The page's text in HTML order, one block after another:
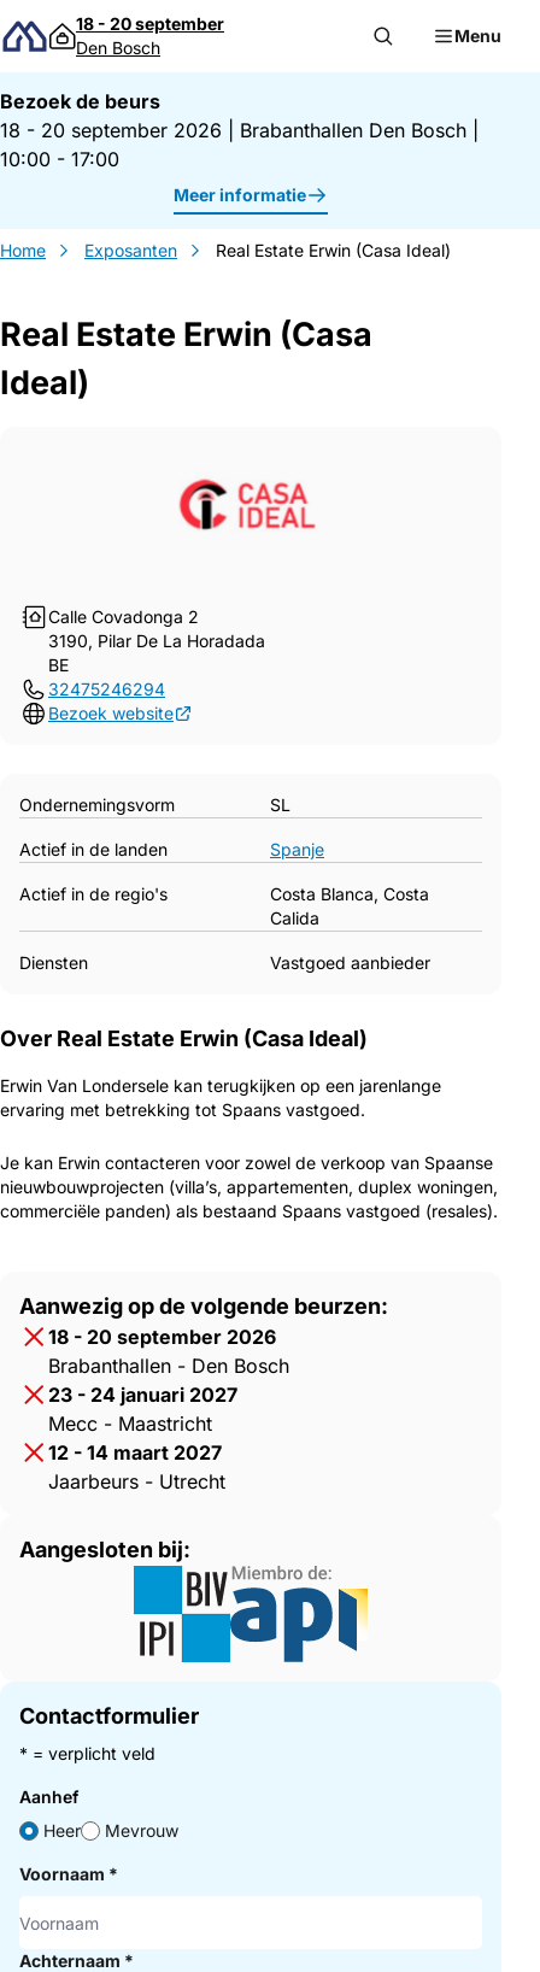
Direct naar inhoud
18 - 20 september
Den Bosch
Menu
Bezoek de beurs
18 - 20 september 2026
Brabanthallen Den Bosch
10:00 - 17:00
Meer informatie
Home Exposanten Real Estate Erwin (Casa Ideal)
Real Estate Erwin (Casa
Ideal)
Calle Covadonga 2
3190, Pilar De La Horadada
BE
32475246294
Bezoek website
Ondernemingsvorm SL
Actief in de landen Spanje
Actief in de regio's
Costa Blanca, Costa
Calida
Diensten Vastgoed aanbieder
Over Real Estate Erwin (Casa Ideal)
Erwin Van Londersele kan terugkijken op een jarenlange
ervaring met betrekking tot Spaans vastgoed.
Je kan Erwin contacteren voor zowel de verkoop van Spaanse
nieuwbouwprojecten (villa’s, appartementen, duplex woningen,
commerciële panden) als bestaand Spaans vastgoed (resales).
Aanwezig op de volgende beurzen:
18 - 20 september 2026
Brabanthallen - Den Bosch
23 - 24 januari 2027
Mecc - Maastricht
12 - 14 maart 2027
Jaarbeurs - Utrecht
Aangesloten bij:
Contactformulier
* = verplicht veld
Aanhef
Heer
Mevrouw
Voornaam *
Achternaam *